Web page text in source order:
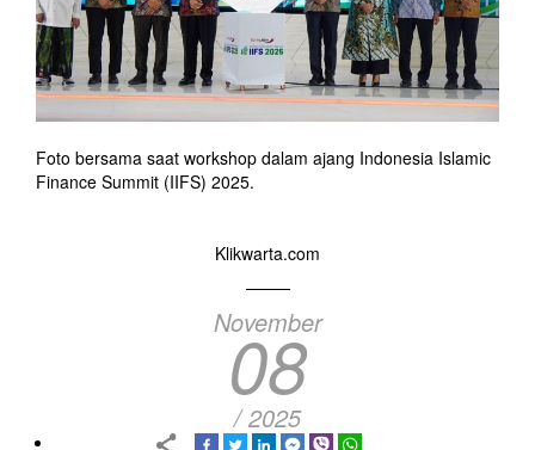
Foto bersama saat workshop dalam ajang Indonesia Islamic
Finance Summit (IIFS) 2025.
Klikwarta.com
November
08
/ 2025